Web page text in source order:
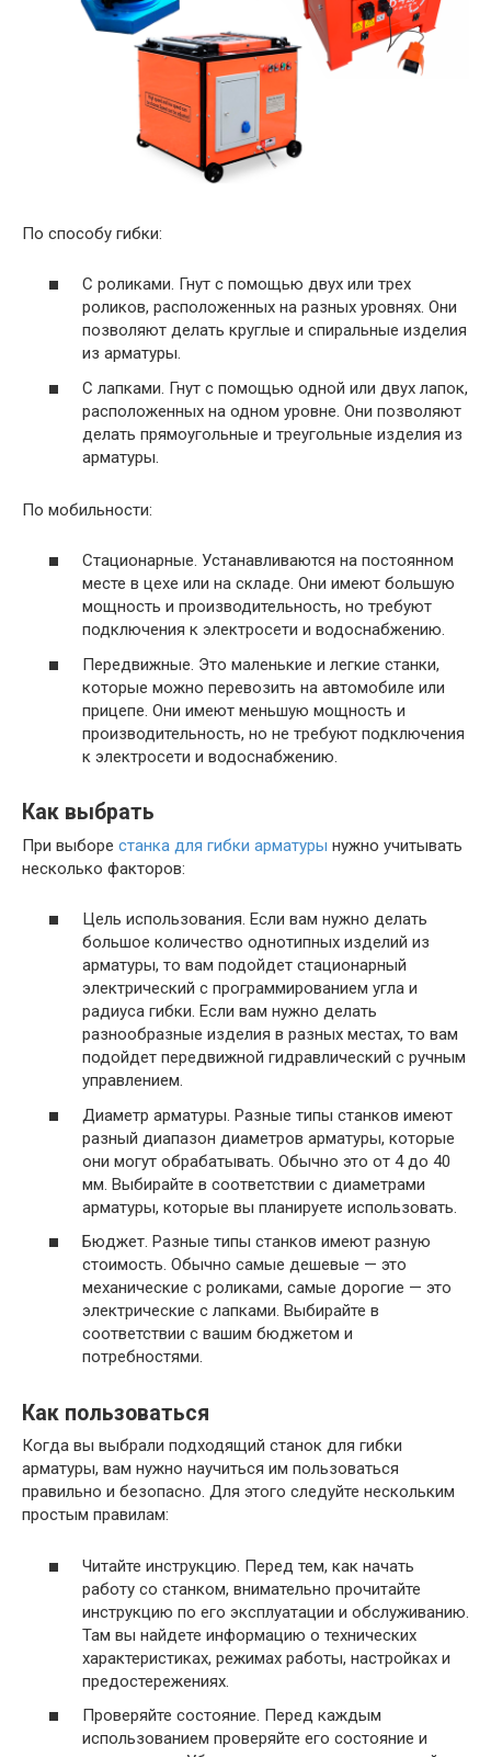
По способу гибки:
С роликами. Гнут с помощью двух или трех
роликов, расположенных на разных уровнях. Они
позволяют делать круглые и спиральные изделия
из арматуры.
С лапками. Гнут с помощью одной или двух лапок,
расположенных на одном уровне. Они позволяют
делать прямоугольные и треугольные изделия из
арматуры.
По мобильности:
Стационарные. Устанавливаются на постоянном
месте в цехе или на складе. Они имеют большую
мощность и производительность, но требуют
подключения к электросети и водоснабжению.
Передвижные. Это маленькие и легкие станки,
которые можно перевозить на автомобиле или
прицепе. Они имеют меньшую мощность и
производительность, но не требуют подключения
к электросети и водоснабжению.
Как выбрать
При выборе станка для гибки арматуры нужно учитывать
несколько факторов:
Цель использования. Если вам нужно делать
большое количество однотипных изделий из
арматуры, то вам подойдет стационарный
электрический с программированием угла и
радиуса гибки. Если вам нужно делать
разнообразные изделия в разных местах, то вам
подойдет передвижной гидравлический с ручным
управлением.
Диаметр арматуры. Разные типы станков имеют
разный диапазон диаметров арматуры, которые
они могут обрабатывать. Обычно это от 4 до 40
мм. Выбирайте в соответствии с диаметрами
арматуры, которые вы планируете использовать.
Бюджет. Разные типы станков имеют разную
стоимость. Обычно самые дешевые — это
механические с роликами, самые дорогие — это
электрические с лапками. Выбирайте в
соответствии с вашим бюджетом и
потребностями.
Как пользоваться
Когда вы выбрали подходящий станок для гибки
арматуры, вам нужно научиться им пользоваться
правильно и безопасно. Для этого следуйте нескольким
простым правилам:
Читайте инструкцию. Перед тем, как начать
работу со станком, внимательно прочитайте
инструкцию по его эксплуатации и обслуживанию.
Там вы найдете информацию о технических
характеристиках, режимах работы, настройках и
предостережениях.
Проверяйте состояние. Перед каждым
использованием проверяйте его состояние и